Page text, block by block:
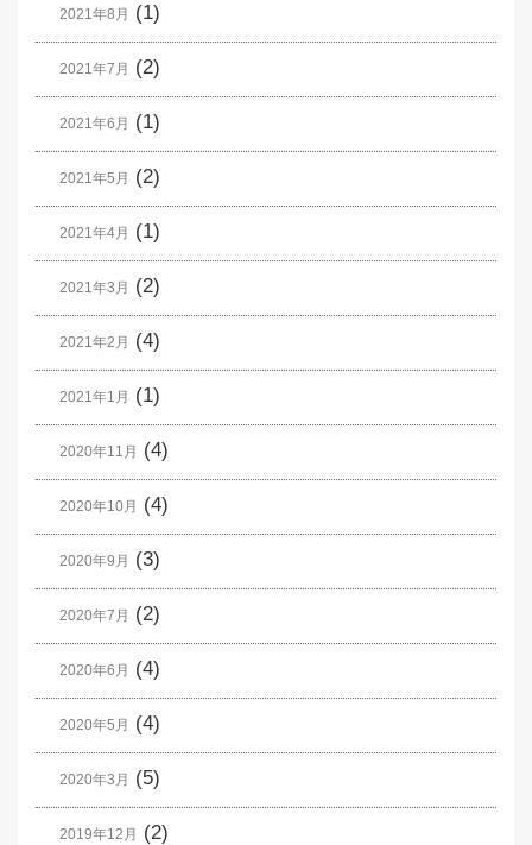
2021年8月 (1)
2021年7月 (2)
2021年6月 (1)
2021年5月 (2)
2021年4月 (1)
2021年3月 (2)
2021年2月 (4)
2021年1月 (1)
2020年11月 (4)
2020年10月 (4)
2020年9月 (3)
2020年7月 (2)
2020年6月 (4)
2020年5月 (4)
2020年3月 (5)
2019年12月 (2)